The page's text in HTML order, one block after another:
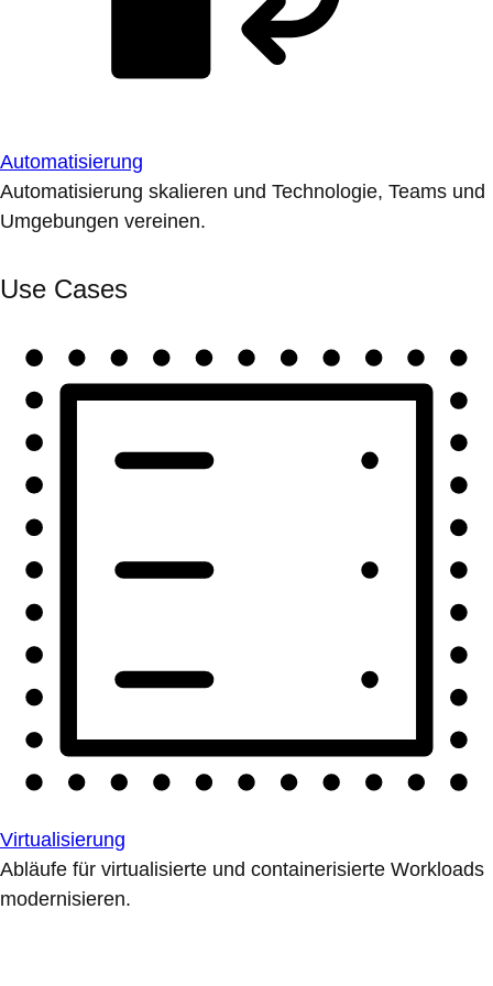
Automatisierung
Automatisierung skalieren und Technologie, Teams und
Umgebungen vereinen.
Use Cases
Virtualisierung
Abläufe für virtualisierte und containerisierte Workloads
modernisieren.